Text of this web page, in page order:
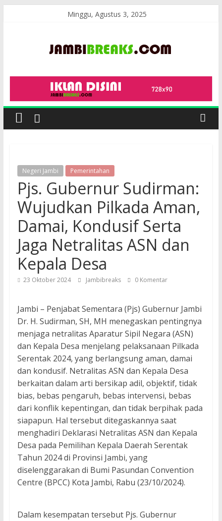
Minggu, Agustus 3, 2025
JambiBreaks
Negeri Jambi Pemerintahan
Pjs. Gubernur Sudirman:
Wujudkan Pilkada Aman,
Damai, Kondusif Serta
Jaga Netralitas ASN dan
Kepala Desa
23 Oktober 2024 Jambibreaks 0 Komentar
Jambi – Penjabat Sementara (Pjs) Gubernur Jambi
Dr. H. Sudirman, SH, MH menegaskan pentingnya
menjaga netralitas Aparatur Sipil Negara (ASN)
dan Kepala Desa menjelang pelaksanaan Pilkada
Serentak 2024, yang berlangsung aman, damai
dan kondusif. Netralitas ASN dan Kepala Desa
berkaitan dalam arti bersikap adil, objektif, tidak
bias, bebas pengaruh, bebas intervensi, bebas
dari konflik kepentingan, dan tidak berpihak pada
siapapun. Hal tersebut ditegaskannya saat
menghadiri Deklarasi Netralitas ASN dan Kepala
Desa pada Pemilihan Kepala Daerah Serentak
Tahun 2024 di Provinsi Jambi, yang
diselenggarakan di Bumi Pasundan Convention
Centre (BPCC) Kota Jambi, Rabu (23/10/2024).
Dalam kesempatan tersebut Pjs. Gubernur